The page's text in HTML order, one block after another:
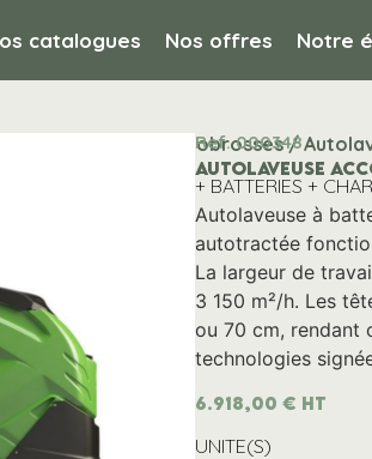
catalogues Nos offres Notre
/ Autolaveuses et monobrosses /
Ref. 000348
AUTOLAVEUSE
+ BATTERIES +
Autolaveuse à
autotractée
La largeur de
3 150 m²/h. Les
ou 70 cm, rendant
technologies
6.918,00 € HT
UNITE(S)